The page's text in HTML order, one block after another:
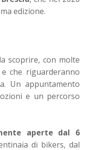
edizione.
scoprire, con molte
che riguarderanno
Un appuntamento
e un percorso
aperte dal 6
di bikers, dal